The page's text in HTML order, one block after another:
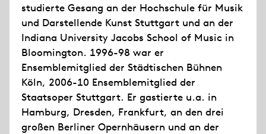
studierte Gesang an der Hochschule für Musik
und Darstellende Kunst Stuttgart und an der
Indiana University Jacobs School of Music in
Bloomington. 1996-98 war er
Ensemblemitglied der Städtischen Bühnen
Köln, 2006-10 Ensemblemitglied der
Staatsoper Stuttgart. Er gastierte u.a. in
Hamburg, Dresden, Frankfurt, an den drei
großen Berliner Opernhäusern und an der